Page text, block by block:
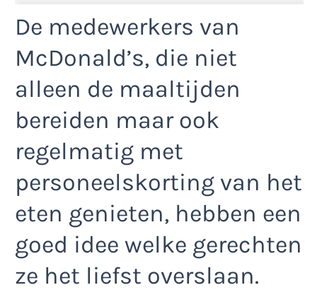
De medewerkers van
McDonald’s, die niet
alleen de maaltijden
bereiden maar ook
regelmatig met
personeelskorting van het
eten genieten, hebben een
goed idee welke gerechten
ze het liefst overslaan.